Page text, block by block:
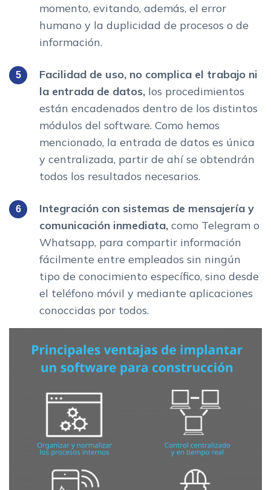
momento, evitando, además, el error
humano y la duplicidad de procesos o de
información.
Facilidad de uso, no complica el trabajo ni
la entrada de datos, los procedimientos
están encadenados dentro de los distintos
módulos del software. Como hemos
mencionado, la entrada de datos es única
y centralizada, partir de ahí se obtendrán
todos los resultados necesarios.
Integración con sistemas de mensajería y
comunicación inmediata, como Telegram o
Whatsapp, para compartir información
fácilmente entre empleados sin ningún
tipo de conocimiento específico, sino desde
el teléfono móvil y mediante aplicaciones
conoccidas por todos.